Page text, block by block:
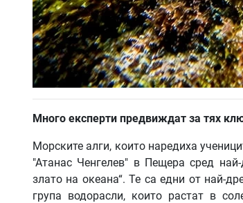
Много експерти предвиждат за тях
Морските алги, които наредиха
"Атанас Ченгелев" в Пещера сред
злато на океана“. Те са едни от най-
група водорасли, които растат в